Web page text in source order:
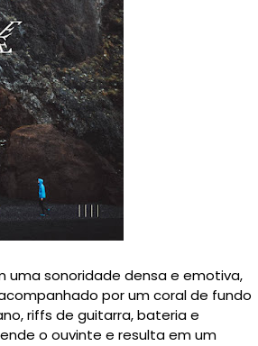
uma sonoridade densa e emotiva,
por um coral de fundo
riffs de guitarra, bateria e
o ouvinte e resulta em um